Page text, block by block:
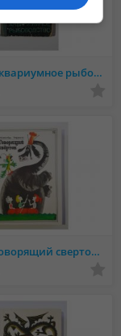
Книга "Аквариумное рыбоводство", Ильин М.Н.
Книга «Говорящий сверток», Джеральд Даррелл